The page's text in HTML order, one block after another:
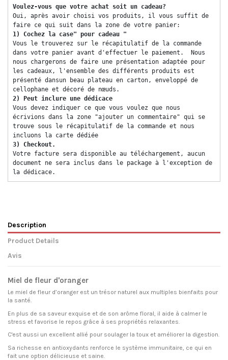
Voulez-vous que votre achat soit un cadeau?
Oui, après avoir choisi vos produits, il vous suffit de
faire ce qui suit dans la zone de votre panier:
1) Cochez la case" pour cadeau "
Vous le trouverez sur le récapitulatif de la commande
dans votre panier avant d'effectuer le paiement.  Nous
nous chargerons de faire une présentation adaptée pour
les cadeaux, l'ensemble des différents produits est
présenté dansun beau plateau en carton, enveloppé de
cellophane et décoré de nœuds.
2) Peut inclure une dédicace
Vous devez indiquer ce que vous voulez que nous
écrivions dans la zone "ajouter un commentaire" qui se
trouve sous le récapitulatif de la commande et nous
incluons la carte dédiée
3) Checkout.
Votre facture sera disponible au téléchargement, aucun
document ne sera inclus dans le package à l'exception de
la dédicace.
Description
Product Details
Avis
Miel de fleur d'oranger
Le miel de fleur d’oranger est un trésor naturel aux multiples bienfaits pour
la santé.
En plus de sa saveur exquise et de son arôme floral, il aide à calmer le
stress et favorise le repos grâce à ses propriétés relaxantes.
C'est aussi un excellent allié pour soulager la toux et améliorer la digestion.
Sa richesse en antioxydants renforce le système immunitaire, ce qui en
fait une option délicieuse et saine.